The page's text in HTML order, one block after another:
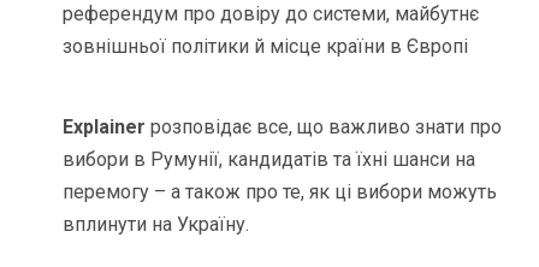
референдум про довіру до системи, майбутнє
зовнішньої політики й місце країни в Європі
Explainer розповідає все, що важливо знати про
вибори в Румунії, кандидатів та їхні шанси на
перемогу – а також про те, як ці вибори можуть
вплинути на Україну.